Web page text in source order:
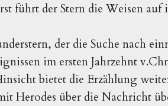
führt der Stern die Weisen
der die Suche nach
im ersten Jahrzehnt
bietet die Erzählung
Herodes über die Nachricht